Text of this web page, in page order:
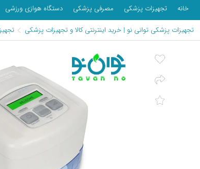
خانه تجهیزات پزشکی مصرفی پزشکی دستگاه هوازی ورزشی
تجهیزات پزشکی توانی نو | خرید اینترنتی کالا و تجهیزات پزشکی